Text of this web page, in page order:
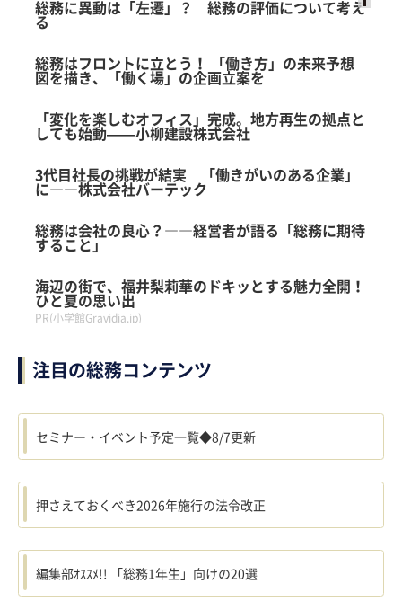
総務に異動は「左遷」？ 総務の評価について考え
る
総務はフロントに立とう！ 「働き方」の未来予想
図を描き、「働く場」の企画立案を
「変化を楽しむオフィス」完成。地方再生の拠点と
しても始動——小柳建設株式会社
3代目社長の挑戦が結実 「働きがいのある企業」
に――株式会社バーテック
総務は会社の良心？――経営者が語る「総務に期待
すること」
海辺の街で、福井梨莉華のドキッとする魅力全開！
ひと夏の思い出
PR(小学館Gravidia.jp)
注目の総務コンテンツ
セミナー・イベント予定一覧◆8/7更新
押さえておくべき2026年施行の法令改正
編集部ｵｽｽﾒ!! 「総務1年生」向けの20選